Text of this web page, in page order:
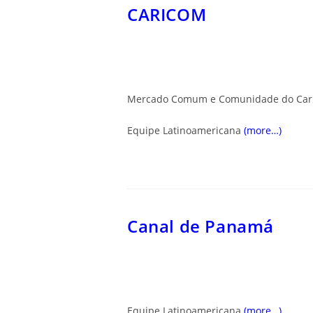
CARICOM
Mercado Comum e Comunidade do
Equipe Latinoamericana (more…)
Canal de Panamá